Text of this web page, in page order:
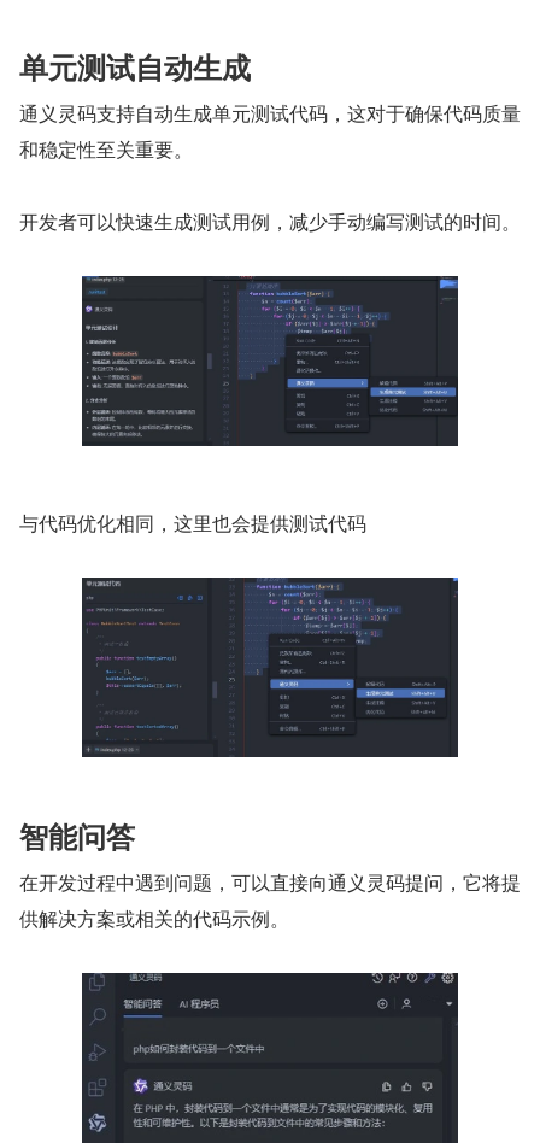
单元测试自动生成
通义灵码支持自动生成单元测试代码，这对于确保代码质量
和稳定性至关重要。
开发者可以快速生成测试用例，减少手动编写测试的时间。
与代码优化相同，这里也会提供测试代码
智能问答
在开发过程中遇到问题，可以直接向通义灵码提问，它将提
供解决方案或相关的代码示例。